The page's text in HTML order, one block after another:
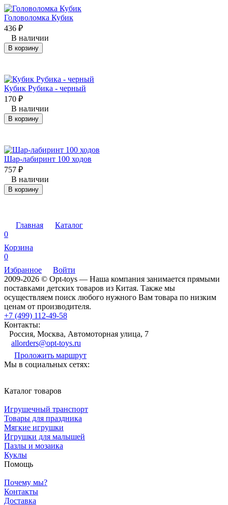
Головоломка Кубик
436 ₽
В наличии
В корзину
Кубик Рубика - черный
170 ₽
В наличии
В корзину
Шар-лабиринт 100 ходов
757 ₽
В наличии
В корзину
Главная
Каталог
0
Корзина
0
Избранное
Войти
2009-2026 © Opt-toys — Наша компания занимается прямыми
поставками детских товаров из Китая. Также мы
осуществляем поиск любого нужного Вам товара по низким
ценам от производителя.
+7 (499) 112-49-58
Контакты:
Россия, Москва, Автомоторная улица, 7
allorders@opt-toys.ru
Проложить маршрут
Мы в социальных сетях:
Каталог товаров
Игрушечный транспорт
Товары для праздника
Мягкие игрушки
Игрушки для малышей
Пазлы и мозаика
Куклы
Помощь
Почему мы?
Контакты
Доставка